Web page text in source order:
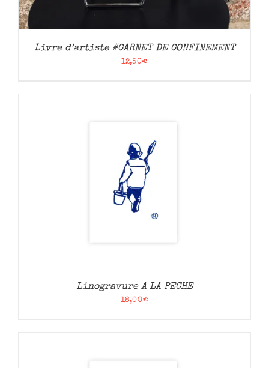
Livre d’artiste #CARNET DE CONFINEMENT
12,50€
Linogravure A LA PECHE
18,00€